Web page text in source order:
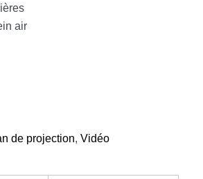
air
de projection, Vidéo